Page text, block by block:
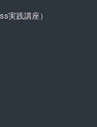
実践講座）